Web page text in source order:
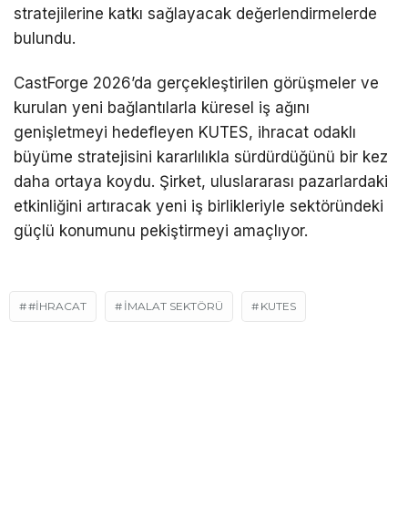
stratejilerine katkı sağlayacak değerlendirmelerde
bulundu.
CastForge 2026’da gerçekleştirilen görüşmeler ve
kurulan yeni bağlantılarla küresel iş ağını
genişletmeyi hedefleyen KUTES, ihracat odaklı
büyüme stratejisini kararlılıkla sürdürdüğünü bir kez
daha ortaya koydu. Şirket, uluslararası pazarlardaki
etkinliğini artıracak yeni iş birlikleriyle sektöründeki
güçlü konumunu pekiştirmeyi amaçlıyor.
#IHRACAT IMALAT SEKTÖRÜ KUTES